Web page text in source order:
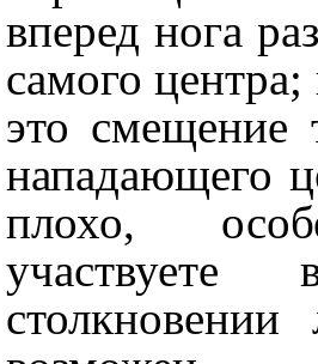
вперед нога
самого
это смещение
нападающего
плохо,